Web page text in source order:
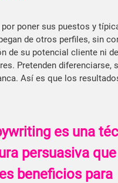
por poner sus puestos y
de otros perfiles, sin
de su potencial cliente ni
Pretenden diferenciarse,
Así es que los
es una
persuasiva
beneficios para